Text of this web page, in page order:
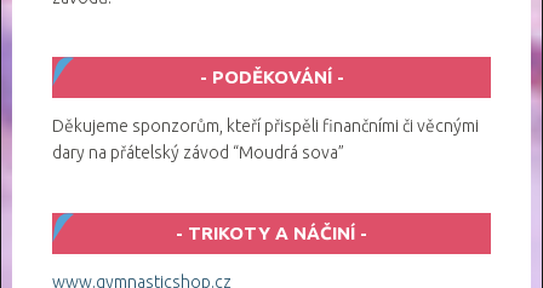
PODĚKOVÁNÍ
Děkujeme sponzorům, kteří přispěli finančními či věcnými
dary na přátelský závod “Moudrá sova”
TRIKOTY A NÁČINÍ
www.gymnasticshop.cz